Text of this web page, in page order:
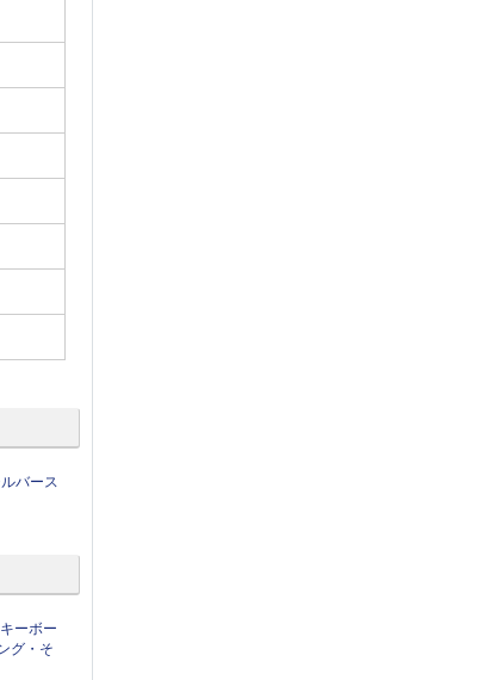
バース
キーボー
グ・そ